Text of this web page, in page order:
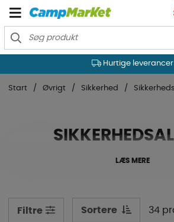
Hurtige leverancer
Start Øvrigt Sikkerhed
LÆS MERE
Filtre Sortere 34